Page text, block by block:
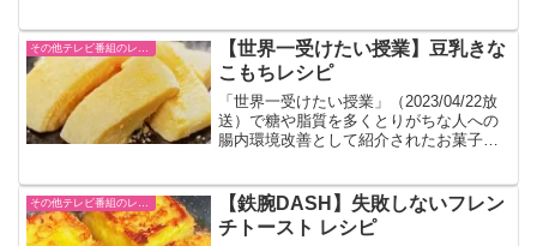
その他テレビ番組のレシピ
【世界一受けたい授業】豆乳きな
こもちレシピ
「世界一受けたい授業」（2023/04/22放
送）で糖や脂質を多くとりがちな人への
腸内環境改善として紹介されたお菓子で
その他テレビ番組のレシピ
【鉄腕DASH】失敗しないフレン
チトースト レシピ